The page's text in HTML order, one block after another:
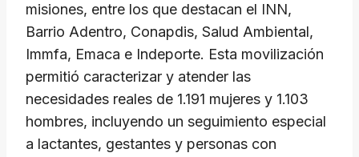
misiones, entre los que destacan el INN,
Barrio Adentro, Conapdis, Salud Ambiental,
Immfa, Emaca e Indeporte. Esta movilización
permitió caracterizar y atender las
necesidades reales de 1.191 mujeres y 1.103
hombres, incluyendo un seguimiento especial
a lactantes, gestantes y personas con